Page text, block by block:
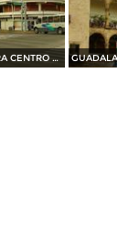
GUADALAJARA CENTRO HISTORICO 2014